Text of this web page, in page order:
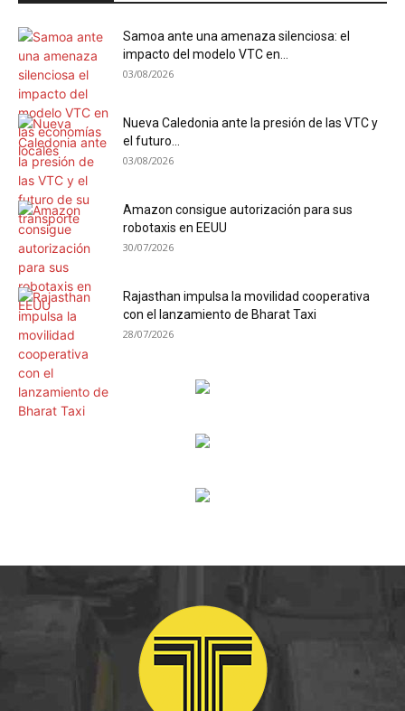
Samoa ante una amenaza silenciosa: el
impacto del modelo VTC en...
03/08/2026
Nueva Caledonia ante la presión de las VTC y
el futuro...
03/08/2026
Amazon consigue autorización para sus
robotaxis en EEUU
30/07/2026
Rajasthan impulsa la movilidad cooperativa
con el lanzamiento de Bharat Taxi
28/07/2026